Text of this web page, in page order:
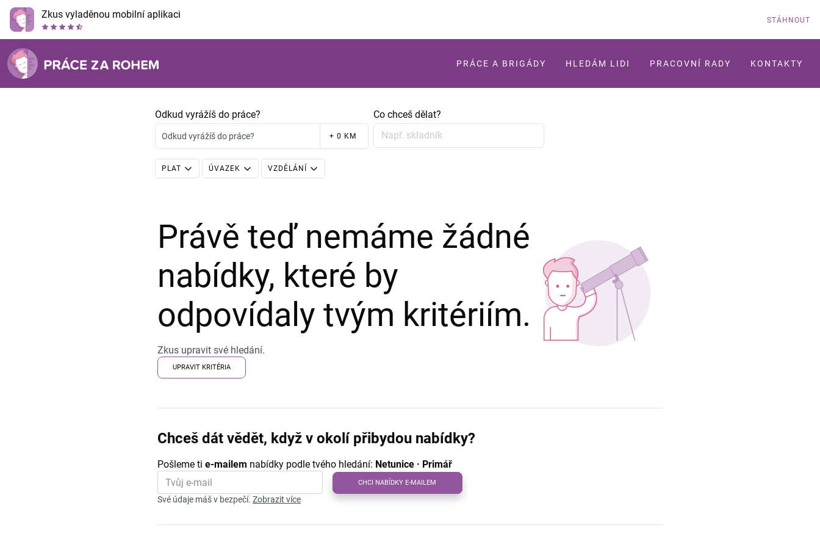
Zkus vyladěnou mobilní aplikaci STÁHNOUT
PRÁCE A BRIGÁDY HLEDÁM LIDI PRACOVNÍ RADY KONTAKTY
Odkud vyrážíš do práce?
Odkud vyrážíš do práce? + 0 KM
Co chceš dělat?
PLAT ÚVAZEK VZDĚLÁNÍ
Právě teď nemáme žádné
nabídky, které by
odpovídaly tvým kritériím.
Zkus upravit své hledání.
UPRAVIT KRITÉRIA
Chceš dát vědět, když v okolí přibydou nabídky?
Pošleme ti e-mailem nabídky podle tvého hledání: Netunice · Primář
CHCI NABÍDKY E-MAILEM
Své údaje máš v bezpečí. Zobrazit více